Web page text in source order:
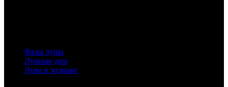
Фазы луны
Лунные дни
Луна в зодиаке